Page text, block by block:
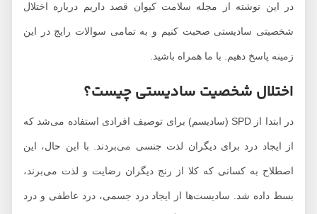
در این نوشته از مجله سلامت کیوان قصد داریم درباره اختلال
شخصیتی سادیستی صحبت کنیم و به تمامی سوالات رایج در این
زمینه پاسخ دهیم. با ما همراه باشید.
اختلال شخصیت سادیستی چیست؟
در ابتدا از SPD (سادیسم) برای توصیف افرادی استفاده می‌شد که
از ایجاد درد برای دیگران لذت جنسی می‌بردند. با این حال، این
اصطلاح به کسانی که کلا از رنج دیگران رضایت و لذت می‌برند،
بسط داده شد. سادیست‌ها از ایجاد درد جسمی، درد عاطفی و درد